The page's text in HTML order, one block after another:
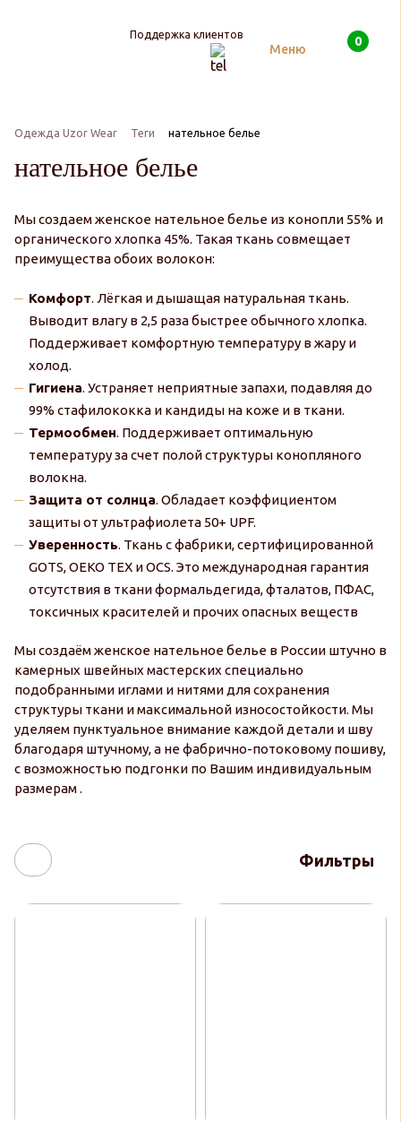
Поддержка клиентов
Меню
Поиск 0
Одежда Uzor Wear Теги нательное белье
нательное белье
Мы создаем женское нательное белье из конопли 55% и
органического хлопка 45%. Такая ткань совмещает
преимущества обоих волокон:
Комфорт. Лёгкая и дышащая натуральная ткань.
Выводит влагу в 2,5 раза быстрее обычного хлопка.
Поддерживает комфортную температуру в жару и
холод.
Гигиена. Устраняет неприятные запахи, подавляя до
99% стафилококка и кандиды на коже и в ткани.
Термообмен. Поддерживает оптимальную
температуру за счет полой структуры конопляного
волокна.
Защита от солнца. Обладает коэффициентом
защиты от ультрафиолета 50+ UPF.
Уверенность. Ткань с фабрики, сертифицированной
GOTS, OEKO TEX и OCS. Это международная гарантия
отсутствия в ткани формальдегида, фталатов, ПФАС,
токсичных красителей и прочих опасных веществ
Мы создаём женское нательное белье в России штучно в
камерных швейных мастерских специально
подобранными иглами и нитями для сохранения
структуры ткани и максимальной износостойкости. Мы
уделяем пунктуальное внимание каждой детали и шву
благодаря штучному, а не фабрично-потоковому пошиву,
с возможностью подгонки по Вашим индивидуальным
размерам .
Фильтры